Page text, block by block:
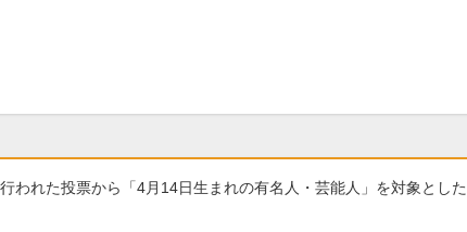
われた投票から「4月14日生まれの有名人・芸能人」を対象とし